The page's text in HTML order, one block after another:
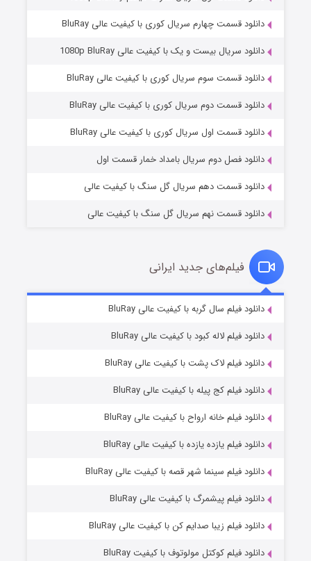
وستی ها
قسمت۱ (زیرنویس) منتشر شد
قسمت۶ (زیرنویس) منتشر شد
دانلود قسمت چهارم سریال کوری با کیفیت عالی BluRay
دانلود سریال بیست و یک با کیفیت عالی 1080p BluRay
دانلود قسمت سوم سریال کوری با کیفیت عالی BluRay
دانلود قسمت دوم سریال کوری با کیفیت عالی BluRay
دانلود قسمت اول سریال کوری با کیفیت عالی BluRay
دانلود فصل دوم سریال بامداد خمار قسمت اول
دانلود قسمت دهم سریال گل سنگ با کیفیت عالی
دانلود قسمت نهم سریال گل سنگ با کیفیت عالی
فیلم‌های جدید ایرانی
دانلود فیلم سال گربه با کیفیت عالی BluRay
دانلود فیلم لاله کبود با کیفیت عالی BluRay
دانلود فیلم لاک پشت با کیفیت عالی BluRay
دانلود فیلم کج‌ پیله با کیفیت عالی BluRay
دانلود فیلم خانه ارواح با کیفیت عالی BluRay
دانلود فیلم یازده یازده با کیفیت عالی BluRay
دانلود فیلم سینما شهر قصه با کیفیت عالی BluRay
دانلود فیلم پیشمرگ با کیفیت عالی BluRay
دانلود فیلم زیبا صدایم کن با کیفیت عالی BluRay
دانلود فیلم کوکتل مولوتوف با کیفیت BluRay